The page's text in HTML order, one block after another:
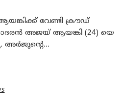
വേണ്ടി ക്രൗഡ്
അജയ് ആയങ്കി (24) യെ
അർജുന്റെ...